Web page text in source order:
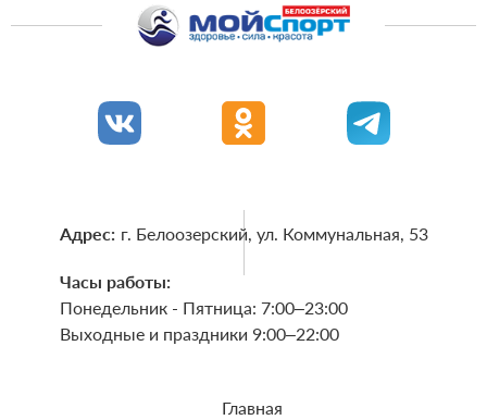
Главная
Адрес: г. Белоозерский, ул. Коммунальная, 53
Часы работы:
Понедельник - Пятница: 7:00–23:00
Выходные и праздники 9:00–22:00